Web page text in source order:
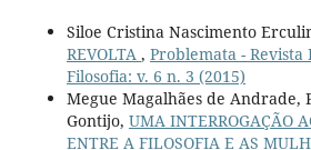
Siloe Cristina Nascimento
REVOLTA , Problemata -
Filosofia: v. 6 n. 3 (2015)
Megue Magalhães de Andrade,
Gontijo, UMA INTERROGAÇÃO
ENTRE A FILOSOFIA E AS